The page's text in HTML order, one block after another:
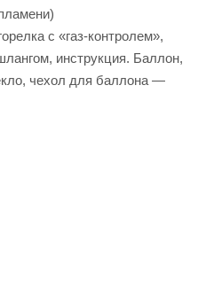
с «газ-контролем»,
инструкция. Баллон,
чехол для баллона —